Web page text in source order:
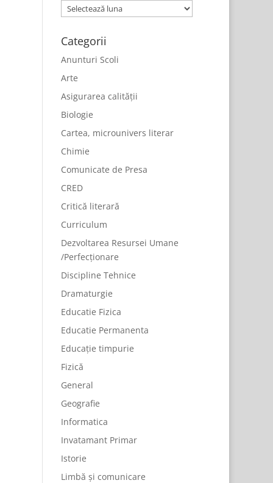
Arhive
Categorii
Anunturi Scoli
Arte
Asigurarea calității
Biologie
Cartea, microunivers literar
Chimie
Comunicate de Presa
CRED
Critică literară
Curriculum
Dezvoltarea Resursei Umane
/Perfecționare
Discipline Tehnice
Dramaturgie
Educatie Fizica
Educatie Permanenta
Educație timpurie
Fizică
General
Geografie
Informatica
Invatamant Primar
Istorie
Limbă și comunicare